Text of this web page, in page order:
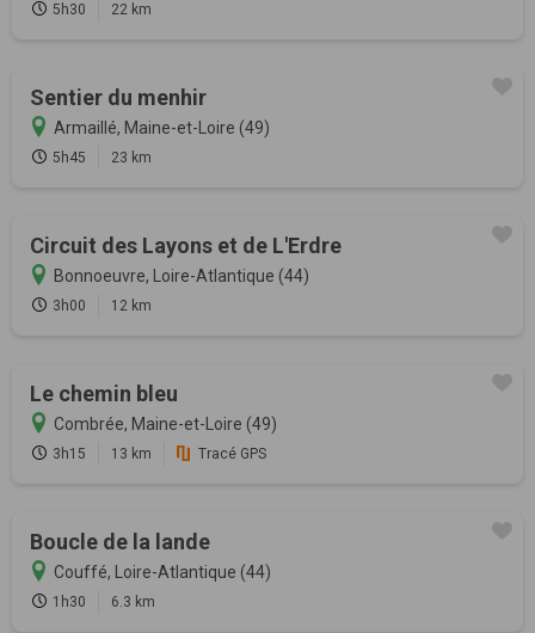
5h30 22 km
Sentier du menhir
Armaillé, Maine-et-Loire (49)
5h45 23 km
Circuit des Layons et de L'Erdre
Bonnoeuvre, Loire-Atlantique (44)
3h00 12 km
Le chemin bleu
Combrée, Maine-et-Loire (49)
3h15 13 km Tracé GPS
Boucle de la lande
Couffé, Loire-Atlantique (44)
1h30 6.3 km